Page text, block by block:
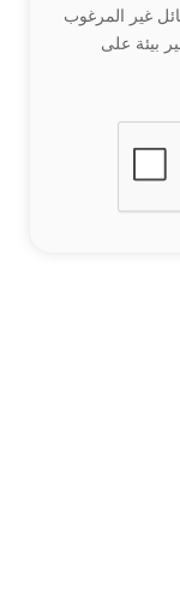
غير المرغوب
بيئة على